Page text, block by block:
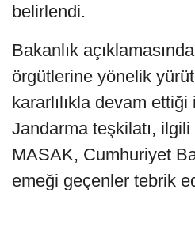
belirlendi.
Bakanlık
örgütlerine yönelik
kararlılıkla devam
Jandarma teşkilatı, ilgili
MASAK, Cumhuriyet
emeği geçenler tebrik